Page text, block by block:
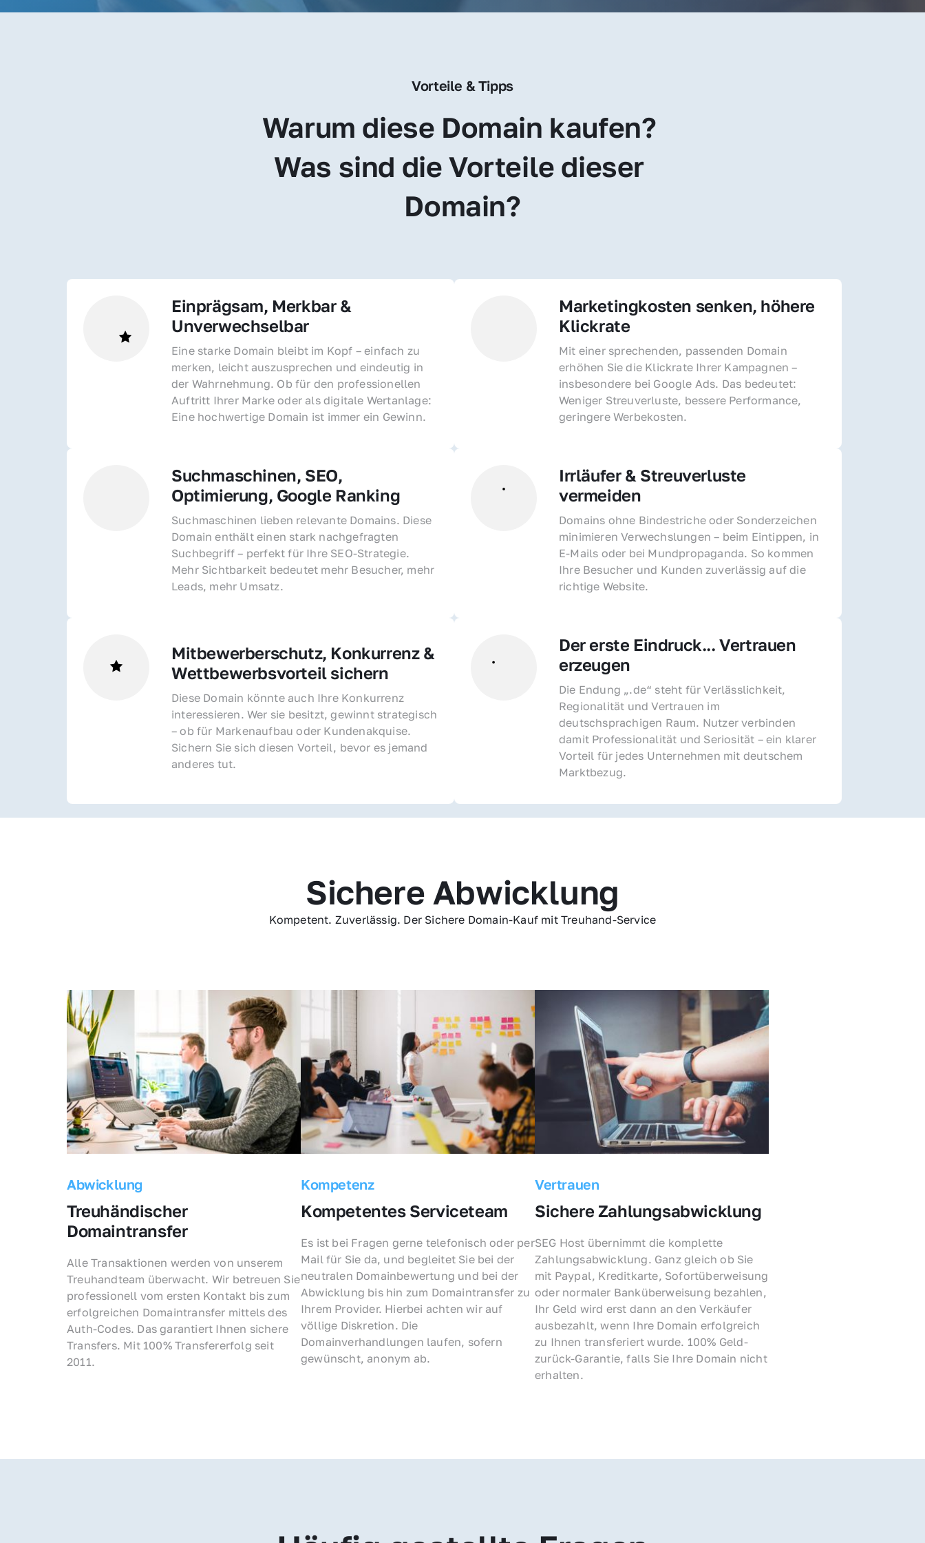
Vorteile & Tipps
Warum diese Domain kaufen?
Was sind die Vorteile dieser
Domain?
Einprägsam, Merkbar &
Unverwechselbar
Eine starke Domain bleibt im Kopf – einfach zu
merken, leicht auszusprechen und eindeutig in
der Wahrnehmung. Ob für den professionellen
Auftritt Ihrer Marke oder als digitale Wertanlage:
Eine hochwertige Domain ist immer ein Gewinn.
Marketingkosten senken, höhere
Klickrate
Mit einer sprechenden, passenden Domain
erhöhen Sie die Klickrate Ihrer Kampagnen –
insbesondere bei Google Ads. Das bedeutet:
Weniger Streuverluste, bessere Performance,
geringere Werbekosten.
Suchmaschinen, SEO,
Optimierung, Google Ranking
Suchmaschinen lieben relevante Domains. Diese
Domain enthält einen stark nachgefragten
Suchbegriff – perfekt für Ihre SEO-Strategie.
Mehr Sichtbarkeit bedeutet mehr Besucher, mehr
Leads, mehr Umsatz.
Irrläufer & Streuverluste
vermeiden
Domains ohne Bindestriche oder Sonderzeichen
minimieren Verwechslungen – beim Eintippen, in
E-Mails oder bei Mundpropaganda. So kommen
Ihre Besucher und Kunden zuverlässig auf die
richtige Website.
Mitbewerberschutz, Konkurrenz &
Wettbewerbsvorteil sichern
Diese Domain könnte auch Ihre Konkurrenz
interessieren. Wer sie besitzt, gewinnt strategisch
– ob für Markenaufbau oder Kundenakquise.
Sichern Sie sich diesen Vorteil, bevor es jemand
anderes tut.
Der erste Eindruck... Vertrauen
erzeugen
Die Endung „.de“ steht für Verlässlichkeit,
Regionalität und Vertrauen im
deutschsprachigen Raum. Nutzer verbinden
damit Professionalität und Seriosität – ein klarer
Vorteil für jedes Unternehmen mit deutschem
Marktbezug.
Sichere Abwicklung
Kompetent. Zuverlässig. Der Sichere Domain-Kauf mit Treuhand-Service
Abwicklung
Treuhändischer
Domaintransfer
Alle Transaktionen werden von unserem
Treuhandteam überwacht. Wir betreuen Sie
professionell vom ersten Kontakt bis zum
erfolgreichen Domaintransfer mittels des
Auth-Codes. Das garantiert Ihnen sichere
Transfers. Mit 100% Transfererfolg seit
2011.
Kompetenz
Kompetentes Serviceteam
Es ist bei Fragen gerne telefonisch oder per
Mail für Sie da, und begleitet Sie bei der
neutralen Domainbewertung und bei der
Abwicklung bis hin zum Domaintransfer zu
Ihrem Provider. Hierbei achten wir auf
völlige Diskretion. Die
Domainverhandlungen laufen, sofern
gewünscht, anonym ab.
Vertrauen
Sichere Zahlungsabwicklung
SEG Host übernimmt die komplette
Zahlungsabwicklung. Ganz gleich ob Sie
mit Paypal, Kreditkarte, Sofortüberweisung
oder normaler Banküberweisung bezahlen,
Ihr Geld wird erst dann an den Verkäufer
ausbezahlt, wenn Ihre Domain erfolgreich
zu Ihnen transferiert wurde. 100% Geld-
zurück-Garantie, falls Sie Ihre Domain nicht
erhalten.